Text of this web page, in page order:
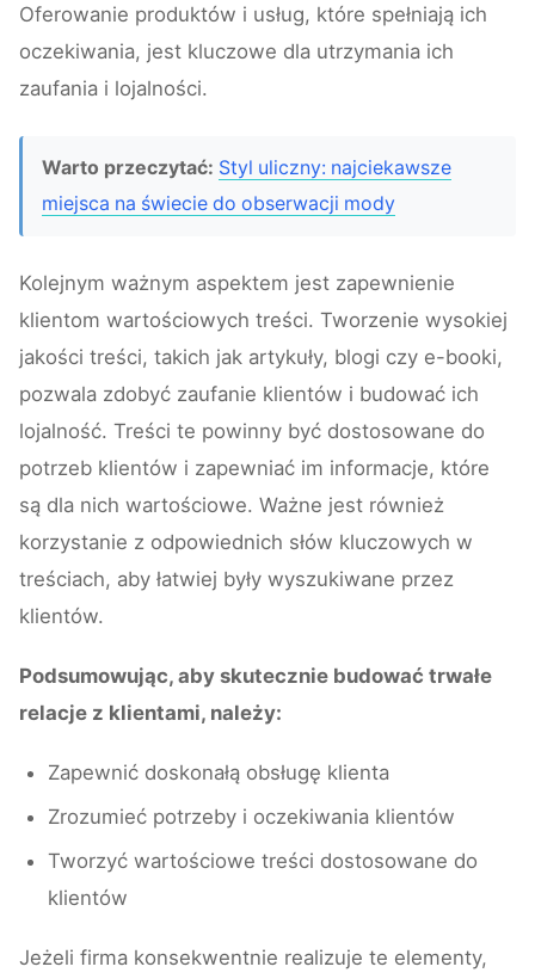
Oferowanie produktów i usług, które spełniają ich
oczekiwania, jest kluczowe dla utrzymania ich
zaufania i lojalności.
Warto przeczytać: Styl uliczny: najciekawsze
miejsca na świecie do obserwacji mody
Kolejnym ważnym aspektem jest zapewnienie
klientom wartościowych treści. Tworzenie wysokiej
jakości treści, takich jak artykuły, blogi czy e-booki,
pozwala zdobyć zaufanie klientów i budować ich
lojalność. Treści te powinny być dostosowane do
potrzeb klientów i zapewniać im informacje, które
są dla nich wartościowe. Ważne jest również
korzystanie z odpowiednich słów kluczowych w
treściach, aby łatwiej były wyszukiwane przez
klientów.
Podsumowując, aby skutecznie budować trwałe
relacje z klientami, należy:
Zapewnić doskonałą obsługę klienta
Zrozumieć potrzeby i oczekiwania klientów
Tworzyć wartościowe treści dostosowane do
klientów
Jeżeli firma konsekwentnie realizuje te elementy,